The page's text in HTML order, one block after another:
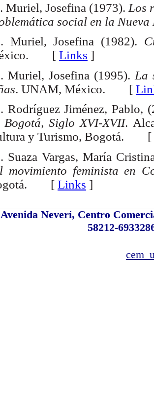
Muriel, Josefina (1973). Los
social en la Nueva
Muriel, Josefina (1982).
[ Links ]
Muriel, Josefina (1995). La
. UNAM, México. [
Rodríguez Jiménez, Pablo,
Bogotá, Siglo XVI-XVII.
y Turismo, Bogotá. [
Suaza Vargas, María
movimiento feminista en
[ Links ]
Avenida Neverí, Centro
58212-